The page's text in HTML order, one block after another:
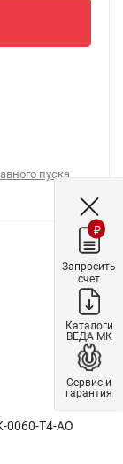
пуска
0060-T4-AO
₽
Запросить
счет
Каталоги
ВЕДА МК
Сервис и
гарантия